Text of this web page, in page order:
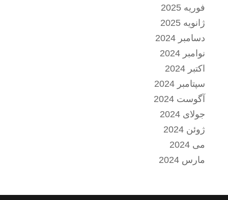
فوریه 2025
ژانویه 2025
دسامبر 2024
نوامبر 2024
اکتبر 2024
سپتامبر 2024
آگوست 2024
جولای 2024
ژوئن 2024
می 2024
مارس 2024